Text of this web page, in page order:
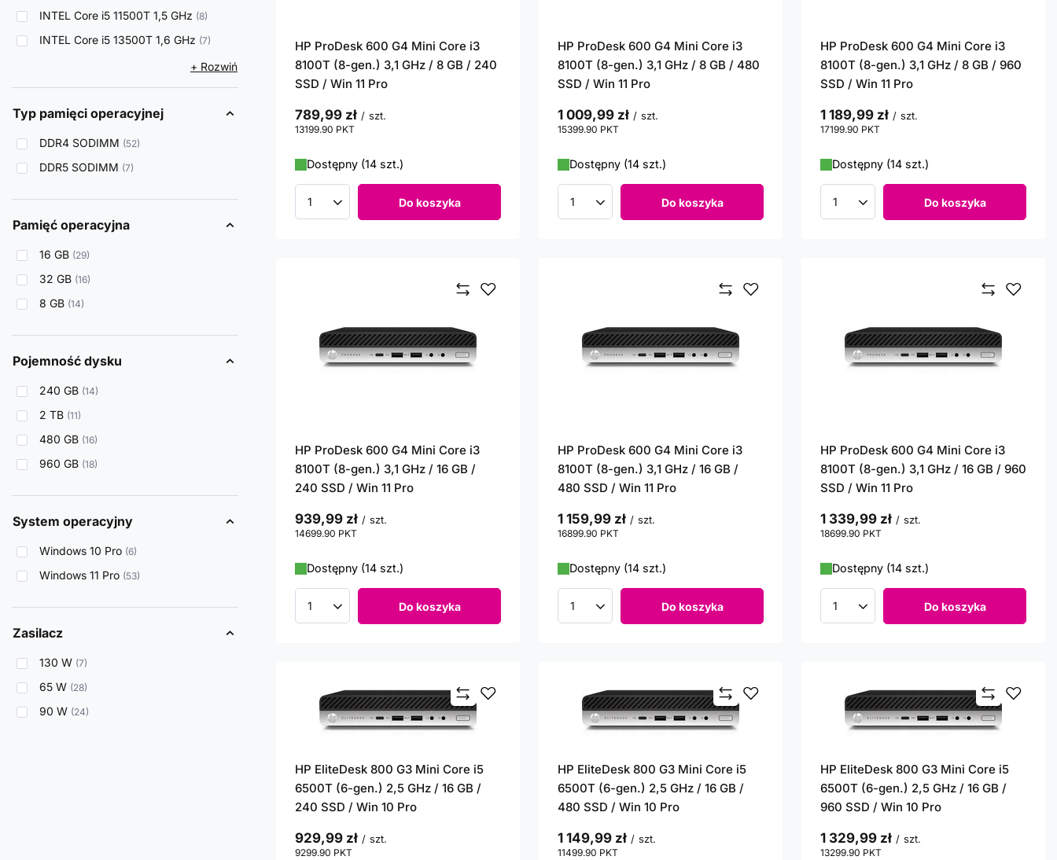
INTEL Core i5 11500T 1,5 GHz 8
INTEL Core i5 13500T 1,6 GHz 7
+ Rozwiń
Typ pamięci operacyjnej
DDR4 SODIMM 52
DDR5 SODIMM 7
Pamięć operacyjna
16 GB 29
32 GB 16
8 GB 14
Pojemność dysku
240 GB 14
2 TB 11
480 GB 16
960 GB 18
System operacyjny
Windows 10 Pro 6
Windows 11 Pro 53
Zasilacz
130 W 7
65 W 28
90 W 24
HP ProDesk 600 G4 Mini Core i3
8100T (8-gen.) 3,1 GHz / 8 GB / 240
SSD / Win 11 Pro
789,99 zł / szt.
13199.90 PKT
Dostępny (14 szt.)
Ilość produktów Do koszyka
HP ProDesk 600 G4 Mini Core i3
8100T (8-gen.) 3,1 GHz / 8 GB / 480
SSD / Win 11 Pro
1 009,99 zł / szt.
15399.90 PKT
Dostępny (14 szt.)
Ilość produktów Do koszyka
HP ProDesk 600 G4 Mini Core i3
8100T (8-gen.) 3,1 GHz / 8 GB / 960
SSD / Win 11 Pro
1 189,99 zł / szt.
17199.90 PKT
Dostępny (14 szt.)
Ilość produktów Do koszyka
HP ProDesk 600 G4 Mini Core i3
8100T (8-gen.) 3,1 GHz / 16 GB /
240 SSD / Win 11 Pro
939,99 zł / szt.
14699.90 PKT
Dostępny (14 szt.)
Ilość produktów Do koszyka
HP ProDesk 600 G4 Mini Core i3
8100T (8-gen.) 3,1 GHz / 16 GB /
480 SSD / Win 11 Pro
1 159,99 zł / szt.
16899.90 PKT
Dostępny (14 szt.)
Ilość produktów Do koszyka
HP ProDesk 600 G4 Mini Core i3
8100T (8-gen.) 3,1 GHz / 16 GB / 960
SSD / Win 11 Pro
1 339,99 zł / szt.
18699.90 PKT
Dostępny (14 szt.)
Ilość produktów Do koszyka
HP EliteDesk 800 G3 Mini Core i5
6500T (6-gen.) 2,5 GHz / 16 GB /
240 SSD / Win 10 Pro
929,99 zł / szt.
9299.90 PKT
HP EliteDesk 800 G3 Mini Core i5
6500T (6-gen.) 2,5 GHz / 16 GB /
480 SSD / Win 10 Pro
1 149,99 zł / szt.
11499.90 PKT
HP EliteDesk 800 G3 Mini Core i5
6500T (6-gen.) 2,5 GHz / 16 GB /
960 SSD / Win 10 Pro
1 329,99 zł / szt.
13299.90 PKT